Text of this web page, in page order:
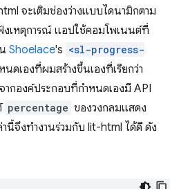
จะเติมช่องว่างแบบไดนามิกตาม
เหตุการณ์ แอปใช้คอมโพเนนต์ที่
Shoelace's <sl-progress-
ดเองที่ผมสร้างขึ้นเองที่เรียกว่า
ากองค์ประกอบที่กำหนดเองมี API
percentage ของวงกลมแสดง
นี้จึงทำงานร่วมกับ lit-html ได้ดี ดัง